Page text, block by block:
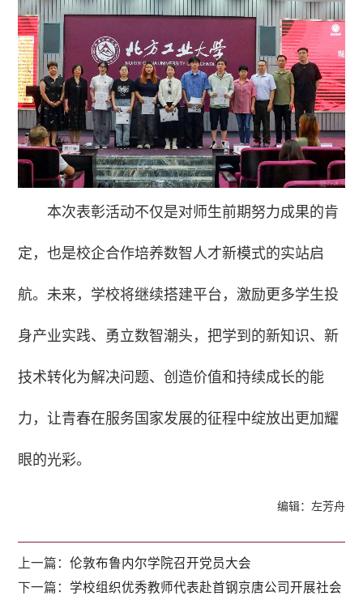
本次表彰活动不仅是对师生前期努力成果的肯
定，也是校企合作培养数智人才新模式的实站启
航。未来，学校将继续搭建平台，激励更多学生投
身产业实践、勇立数智潮头，把学到的新知识、新
技术转化为解决问题、创造价值和持续成长的能
力，让青春在服务国家发展的征程中绽放出更加耀
眼的光彩。
编辑：左芳舟
上一篇：伦敦布鲁内尔学院召开党员大会
下一篇： 学校组织优秀教师代表赴首钢京唐公司开展社会